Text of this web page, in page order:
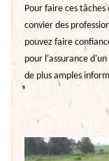
Pour faire ces
convier des
pouvez faire
pour l'assurance
de plus amples